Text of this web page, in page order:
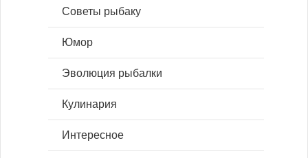
Советы рыбаку
Юмор
Эволюция рыбалки
Кулинария
Интересное